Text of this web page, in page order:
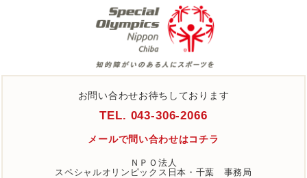
お問い合わせお待ちしております
TEL. 043-306-2066
メールで問い合わせはコチラ
ＮＰＯ法人
スペシャルオリンピックス日本・千葉 事務局